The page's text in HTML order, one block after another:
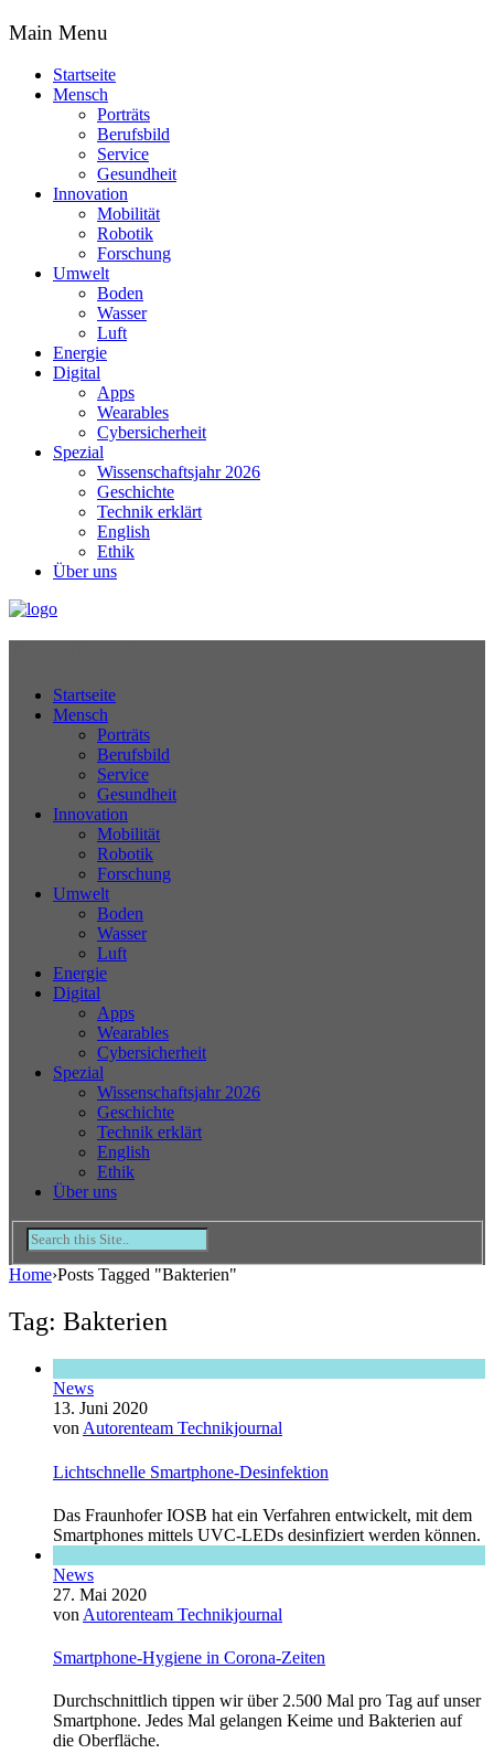
Main Menu
Startseite
Mensch
Porträts
Berufsbild
Service
Gesundheit
Innovation
Mobilität
Robotik
Forschung
Umwelt
Boden
Wasser
Luft
Energie
Digital
Apps
Wearables
Cybersicherheit
Spezial
Wissenschaftsjahr 2026
Geschichte
Technik erklärt
English
Ethik
Über uns
Startseite
Mensch
Porträts
Berufsbild
Service
Gesundheit
Innovation
Mobilität
Robotik
Forschung
Umwelt
Boden
Wasser
Luft
Energie
Digital
Apps
Wearables
Cybersicherheit
Spezial
Wissenschaftsjahr 2026
Geschichte
Technik erklärt
English
Ethik
Über uns
Home›Posts Tagged "Bakterien"
Tag: Bakterien
News
13. Juni 2020
von Autorenteam Technikjournal
Lichtschnelle Smartphone-Desinfektion
Das Fraunhofer IOSB hat ein Verfahren entwickelt, mit dem
Smartphones mittels UVC-LEDs desinfiziert werden können.
News
27. Mai 2020
von Autorenteam Technikjournal
Smartphone-Hygiene in Corona-Zeiten
Durchschnittlich tippen wir über 2.500 Mal pro Tag auf unser
Smartphone. Jedes Mal gelangen Keime und Bakterien auf
die Oberfläche.